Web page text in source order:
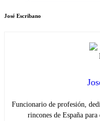
José Escribano
Funcionario de profesión,
rincones de España